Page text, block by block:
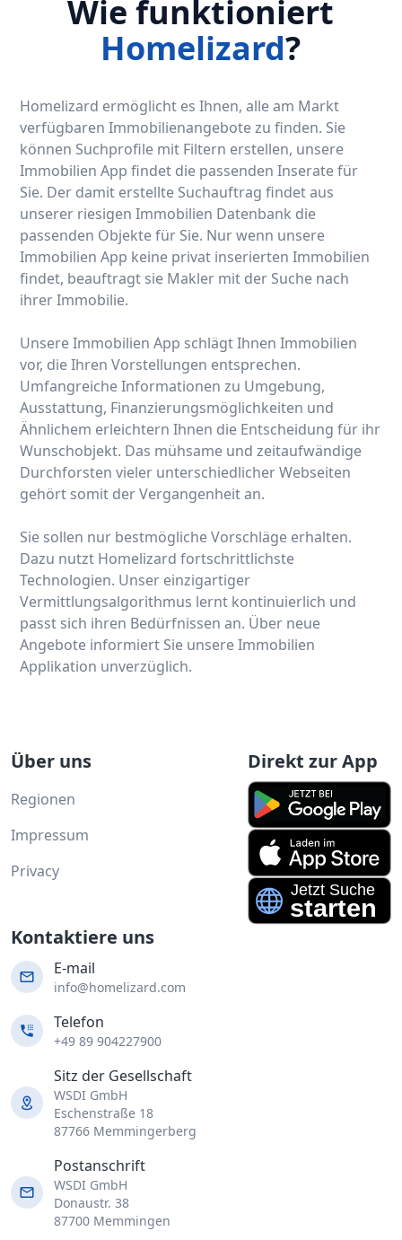
Wie funktioniert
Homelizard?
Homelizard ermöglicht es Ihnen, alle am Markt
verfügbaren Immobilienangebote zu finden. Sie
können Suchprofile mit Filtern erstellen, unsere
Immobilien App findet die passenden Inserate für
Sie. Der damit erstellte Suchauftrag findet aus
unserer riesigen Immobilien Datenbank die
passenden Objekte für Sie. Nur wenn unsere
Immobilien App keine privat inserierten Immobilien
findet, beauftragt sie Makler mit der Suche nach
ihrer Immobilie.
Unsere Immobilien App schlägt Ihnen Immobilien
vor, die Ihren Vorstellungen entsprechen.
Umfangreiche Informationen zu Umgebung,
Ausstattung, Finanzierungsmöglichkeiten und
Ähnlichem erleichtern Ihnen die Entscheidung für ihr
Wunschobjekt. Das mühsame und zeitaufwändige
Durchforsten vieler unterschiedlicher Webseiten
gehört somit der Vergangenheit an.
Sie sollen nur bestmögliche Vorschläge erhalten.
Dazu nutzt Homelizard fortschrittlichste
Technologien. Unser einzigartiger
Vermittlungsalgorithmus lernt kontinuierlich und
passt sich ihren Bedürfnissen an. Über neue
Angebote informiert Sie unsere Immobilien
Applikation unverzüglich.
Über uns
Regionen
Impressum
Privacy
Direkt zur App
Kontaktiere uns
E-mail
info@homelizard.com
Telefon
+49 89 904227900
Sitz der Gesellschaft
WSDI GmbH
Eschenstraße 18
87766 Memmingerberg
Postanschrift
WSDI GmbH
Donaustr. 38
87700 Memmingen